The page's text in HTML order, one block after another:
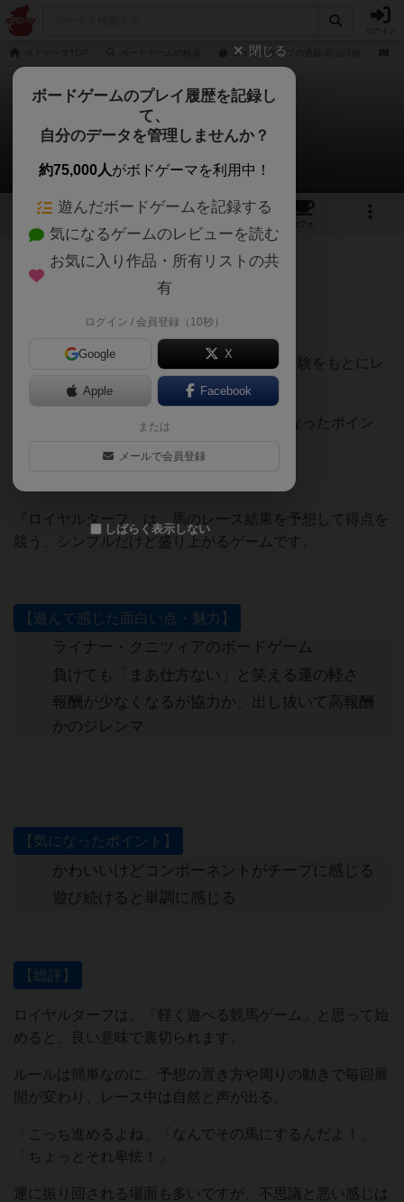
ロイヤルターフの通販/商品詳細
ロイヤル・ターフ
てうさんのレビュー
14 2 32
カフェ
317名 0名 0 7ヶ月前
500種類以上のボードゲームを遊んできた経験をもとにレ
ビューしています。
【遊んで感じた面白い点・魅力】と【気になったポイン
『ロイヤルターフ』は、馬のレース結果を予想して得点を
競う、シンプルだけど盛り上がるゲームです。
【遊んで感じた面白い点・魅力】
ライナー・クニツィアのボードゲーム
負けても「まあ仕方ない」と笑える運の軽さ
報酬が少なくなるが協力か、出し抜いて高報酬
かのジレンマ
【気になったポイント】
かわいいけどコンポーネントがチープに感じる
遊び続けると単調に感じる
【総評】
ロイヤルターフは、「軽く遊べる競馬ゲーム」と思って始
めると、良い意味で裏切られます。
ルールは簡単なのに、予想の置き方や周りの動きで毎回展
開が変わり、レース中は自然と声が出る。
「こっち進めるよね」「なんでその馬にするんだよ！」
「ちょっとそれ卑怯！」
運に振り回される場面も多いですが、不思議と悪い感じは
閉じる
ボードゲームのプレイ履歴を記録し
て、
自分のデータを管理しませんか？
約75,000人がボドゲーマを利用中！
遊んだボードゲームを記録する
気になるゲームのレビューを読む
お気に入り作品・所有リストの共
有
ログイン / 会員登録（10秒）
Google X
Apple Facebook
または
メールで会員登録
しばらく表示しない